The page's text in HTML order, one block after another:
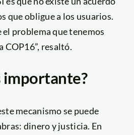
que obligue a los usuarios.
el problema que tenemos
COP16”, resaltó.
importante?
mecanismo se puede
dinero y justicia. En